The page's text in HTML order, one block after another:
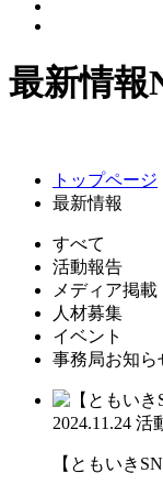
最新情報
トップページ
最新情報
すべて
活動報告
メディア掲載
人材募集
イベント
事務局お知ら
2024.11.24 活
【ともいき